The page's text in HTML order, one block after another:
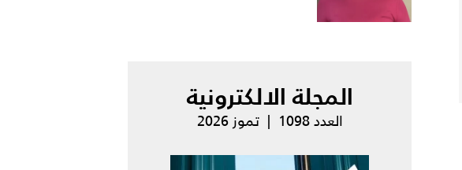
المجلة الالكترونية
العدد 1098 | تموز 2026